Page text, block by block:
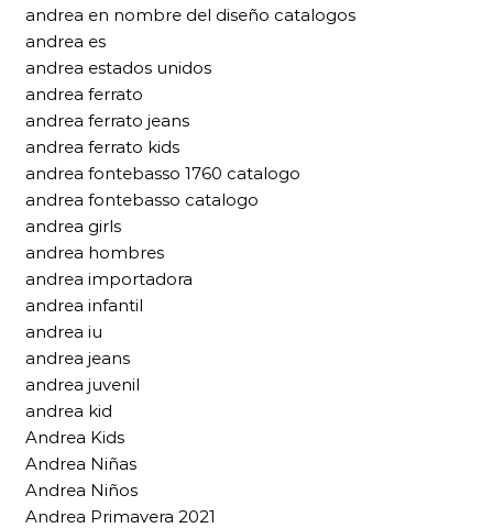
andrea en nombre del diseño catalogos
andrea es
andrea estados unidos
andrea ferrato
andrea ferrato jeans
andrea ferrato kids
andrea fontebasso 1760 catalogo
andrea fontebasso catalogo
andrea girls
andrea hombres
andrea importadora
andrea infantil
andrea iu
andrea jeans
andrea juvenil
andrea kid
Andrea Kids
Andrea Niñas
Andrea Niños
Andrea Primavera 2021